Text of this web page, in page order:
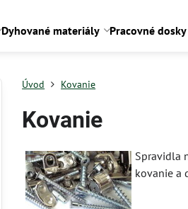
Dyhované materiály Pracovné dosky
Úvod Kovanie
Kovanie
Spravidla
kovanie a